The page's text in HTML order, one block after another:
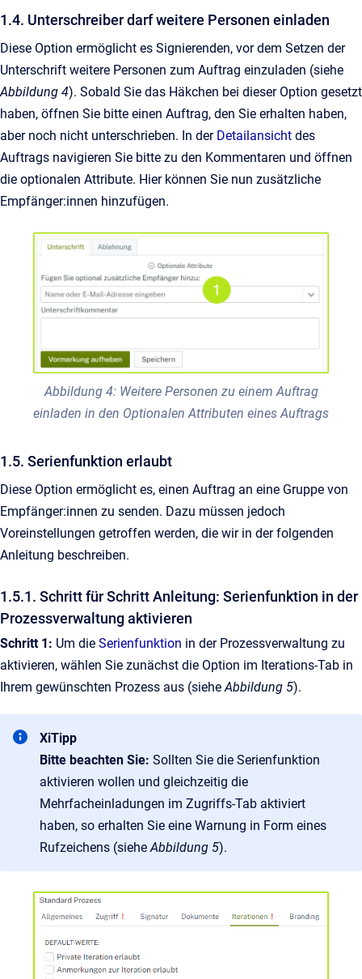
1.4. Unterschreiber darf weitere Personen einladen
Diese Option ermöglicht es Signierenden, vor dem Setzen der
Unterschrift weitere Personen zum Auftrag einzuladen (siehe
Abbildung 4). Sobald Sie das Häkchen bei dieser Option gesetzt
haben, öffnen Sie bitte einen Auftrag, den Sie erhalten haben,
aber noch nicht unterschrieben. In der Detailansicht des
Auftrags navigieren Sie bitte zu den Kommentaren und öffnen
die optionalen Attribute. Hier können Sie nun zusätzliche
Empfänger:innen hinzufügen.
Abbildung 4: Weitere Personen zu einem Auftrag
einladen in den Optionalen Attributen eines Auftrags
1.5. Serienfunktion erlaubt
Diese Option ermöglicht es, einen Auftrag an eine Gruppe von
Empfänger:innen zu senden. Dazu müssen jedoch
Voreinstellungen getroffen werden, die wir in der folgenden
Anleitung beschreiben.
1.5.1. Schritt für Schritt Anleitung: Serienfunktion in der
Prozessverwaltung aktivieren
Schritt 1: Um die Serienfunktion in der Prozessverwaltung zu
aktivieren, wählen Sie zunächst die Option im Iterations-Tab in
Ihrem gewünschten Prozess aus (siehe Abbildung 5).
XiTipp
Bitte beachten Sie: Sollten Sie die Serienfunktion
aktivieren wollen und gleichzeitig die
Mehrfacheinladungen im Zugriffs-Tab aktiviert
haben, so erhalten Sie eine Warnung in Form eines
Rufzeichens (siehe Abbildung 5).